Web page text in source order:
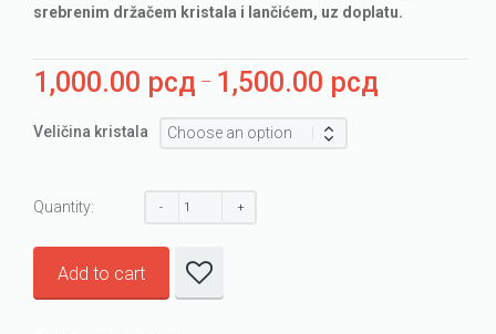
srebrenim držačem kristala i lančićem, uz doplatu.
1,000.00 рсд – 1,500.00 рсд
Veličina kristala
Quantity:
Add to cart